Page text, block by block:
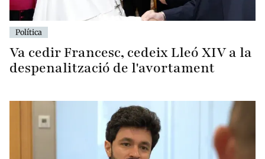
Política
Va cedir Francesc, cedeix Lleó XIV a la
despenalització de l'avortament